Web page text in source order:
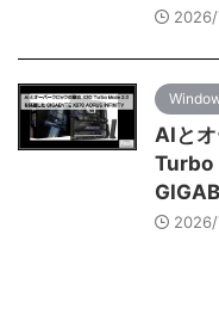
AIと
Turbo